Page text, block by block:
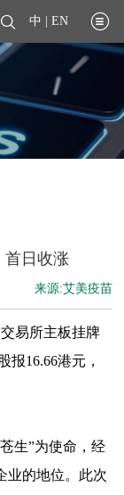
中 EN
首日收涨
来源:艾美疫苗
易所主板挂牌
报16.66港元，
生”为使命，经
业的地位。此次